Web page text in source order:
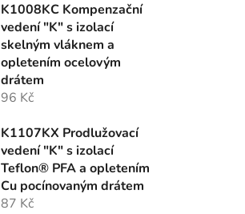
K1008KC Kompenzační
vedení "K" s izolací
skelným vláknem a
opletením ocelovým
drátem
96 Kč
K1107KX Prodlužovací
vedení "K" s izolací
Teflon® PFA a opletením
Cu pocínovaným drátem
87 Kč